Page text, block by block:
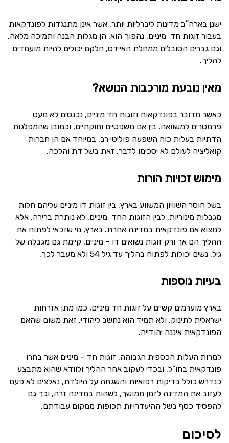
ישנן בארה”ב מדינות ליברליות יותר, אשר אינן מתנגדות לפונדקאות
בעבור זוגות חד מיניים, נהפוך הוא, הן מגלות הבנה ותמיכה מלאה,
וגם גברים הסובלים ממחלת האיידס, חלקם יכולים להיות מועמדים
להליך.
מאין נובעת מורכבות הנושא?
כאשר מדובר בפונדקאות וזוגות חד מיניים, נכנסים לא מעט
פרמטרים למשוואה, בין אם משפטיים וחוקתיים, וכמובן שהמפלגות
הדתיות בעלות כוח השפעה פוליטי רב, במיוחד אם הן חברות
קואליציה לעולם לא יסכימו לדבר, זאת בשל דת והלכה.
מימוש זכויות הורות
בשל חוסר השוויון המשווע בארץ, בין זוגות דו מיניים עליהם חלות
מגבלות מינוריות, לבין הזוגות החד מיניים, לא נותרת ברירה, אלא
למצוא אם פונדקאית במדינה אחרת. בארץ, מי שזכאי לפתוח את
ההליך הם אך ורק זוגות נשואים דו – מיניים. קיימת גם מגבלה של
גיל, נשים יכולות לפתוח בהליך עד גיל 54 ולא מעבר לכך.
בעיות נוספות
בארץ מוערמים קשיים על זוגות חד מיניים, כמו מתן אזרחות
ישראלית לתינוק, ולא תמיד הוא נחשב ליהודי, זאת משום שהאם
הפונדקאית איננה יהודייה.
למרות העלות הכספית הגבוהה, זוגות חד – מיניים אשר בחרו
פונדקאית בחו”ל, ובכדי לעקוב אחר ההליך ולוודא שהוא מתבצע
כנדרש כולל בדיקות רפואיות והשגחה על היולדת, נאלצים לא פעם
לעזוב את המדינה לזמן ממושך, לשהות במדינה זרה, וכך גם
להפסיד כסף בשל ההיעדרויות תכופות ממקום עבודתם.
לסיכום